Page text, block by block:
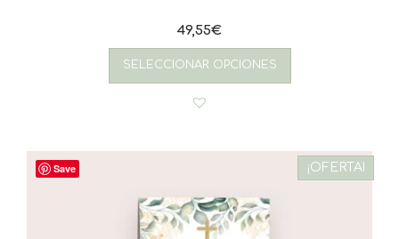
49,55€
SELECCIONAR OPCIONES
Save ¡OFERTA!